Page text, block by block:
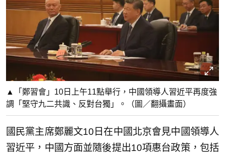
▲「鄭習會」10日上午11點舉行，中國領導人習近平再度強
調「堅守九二共識、反對台獨」。（圖／翻攝畫面）
國民黨主席鄭麗文10日在中國北京會見中國領導人
習近平，中國方面並隨後提出10項惠台政策，包括